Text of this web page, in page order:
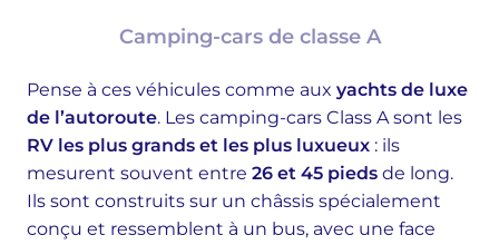
Camping-cars de classe A
Pense à ces véhicules comme aux yachts de luxe
de l’autoroute. Les camping-cars Class A sont les
RV les plus grands et les plus luxueux : ils
mesurent souvent entre 26 et 45 pieds de long.
Ils sont construits sur un châssis spécialement
conçu et ressemblent à un bus, avec une face